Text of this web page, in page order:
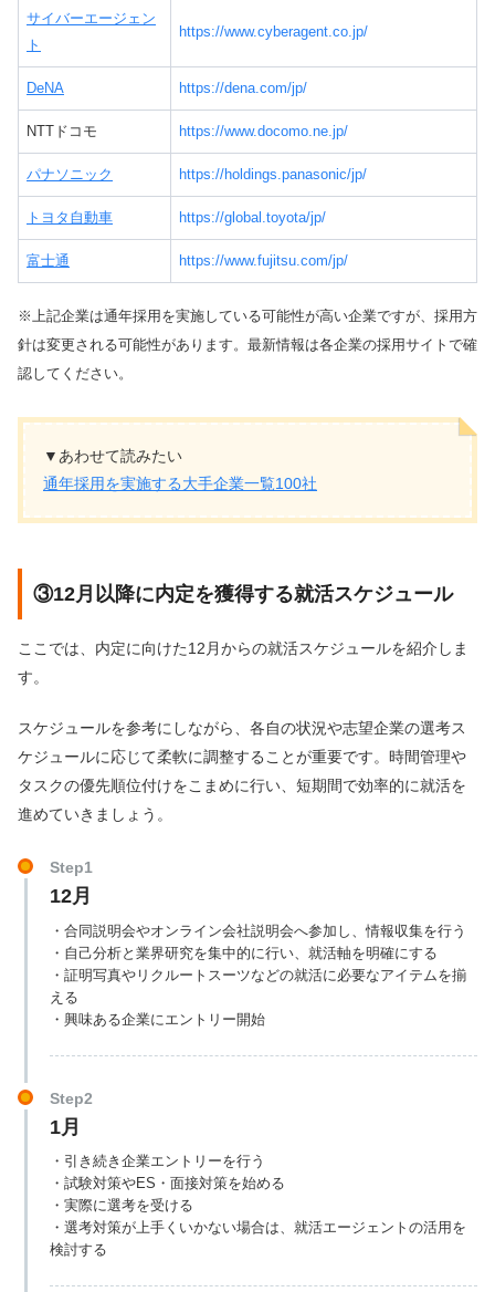
サイバーエージェン
ト
https://www.cyberagent.co.jp/
DeNA https://dena.com/jp/
NTTドコモ https://www.docomo.ne.jp/
パナソニック https://holdings.panasonic/jp/
トヨタ自動車 https://global.toyota/jp/
富士通 https://www.fujitsu.com/jp/
※上記企業は通年採用を実施している可能性が高い企業ですが、採用方
針は変更される可能性があります。最新情報は各企業の採用サイトで確
認してください。
▼あわせて読みたい
通年採用を実施する大手企業一覧100社
③12月以降に内定を獲得する就活スケジュール
ここでは、内定に向けた12月からの就活スケジュールを紹介しま
す。
スケジュールを参考にしながら、各自の状況や志望企業の選考ス
ケジュールに応じて柔軟に調整することが重要です。時間管理や
タスクの優先順位付けをこまめに行い、短期間で効率的に就活を
進めていきましょう。
Step1
12月
・合同説明会やオンライン会社説明会へ参加し、情報収集を行う
・自己分析と業界研究を集中的に行い、就活軸を明確にする
・証明写真やリクルートスーツなどの就活に必要なアイテムを揃
える
・興味ある企業にエントリー開始
Step2
1月
・引き続き企業エントリーを行う
・試験対策やES・面接対策を始める
・実際に選考を受ける
・選考対策が上手くいかない場合は、就活エージェントの活用を
検討する